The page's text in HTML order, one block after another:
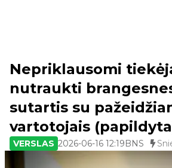
Nepriklausomi
nutraukti
sutartis su
vartotojais
VERSLAS 2026-06-16 12:19BNS